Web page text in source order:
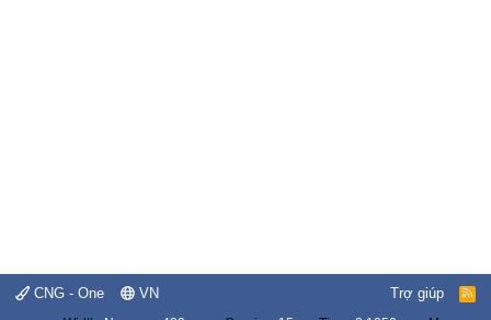
CNG - One VN Trợ giúp
R